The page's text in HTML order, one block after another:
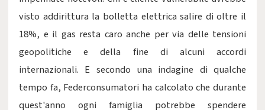
visto addirittura la bolletta elettrica salire di oltre il
18%, e il gas resta caro anche per via delle tensioni
geopolitiche e della fine di alcuni accordi
internazionali. E secondo una indagine di qualche
tempo fa, Federconsumatori ha calcolato che durante
quest'anno ogni famiglia potrebbe spendere